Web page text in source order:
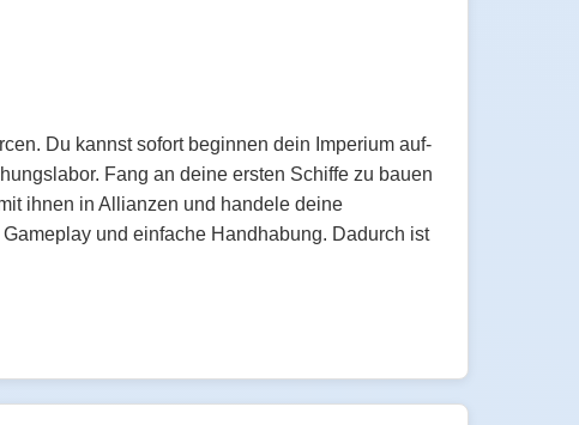
Du kannst sofort beginnen dein Imperium auf-
Fang an deine ersten Schiffe zu bauen
ihnen in Allianzen und handele deine
und einfache Handhabung. Dadurch ist